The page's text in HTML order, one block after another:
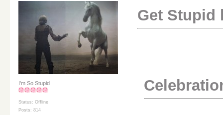
I'm So Stupid
Status: Offline
Posts: 814
Get